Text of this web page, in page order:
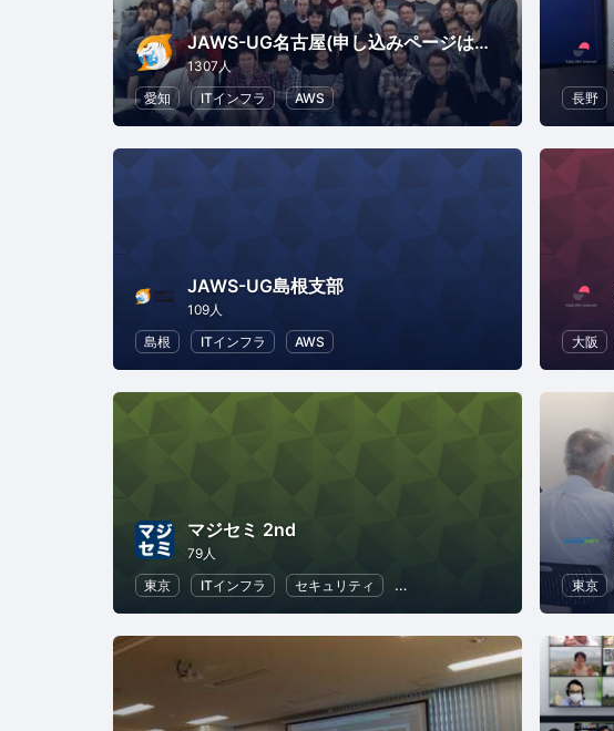
JAWS-UG名古屋(申し込みページはConnpassへ移行)
1307人
愛知
ITインフラ AWS
長野
JAWS-UG島根支部
109人
島根
ITインフラ AWS
大阪
マジセミ 2nd
79人
東京
ITインフラ セキュリティ オープンデータ 情報システム
東京